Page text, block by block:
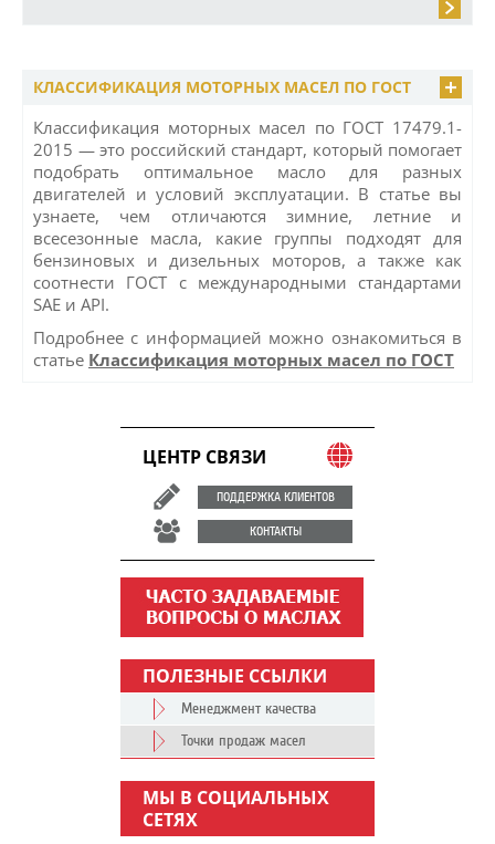
КЛАССИФИКАЦИЯ МОТОРНЫХ МАСЕЛ ПО ГОСТ
Классификация моторных масел по ГОСТ 17479.1-
2015 — это российский стандарт, который помогает
подобрать оптимальное масло для разных
двигателей и условий эксплуатации. В статье вы
узнаете, чем отличаются зимние, летние и
всесезонные масла, какие группы подходят для
бензиновых и дизельных моторов, а также как
соотнести ГОСТ с международными стандартами
SAE и API.
Подробнее с информацией можно ознакомиться в
статье Классификация моторных масел по ГОСТ
ЦЕНТР СВЯЗИ
ПОДДЕРЖКА КЛИЕНТОВ
КОНТАКТЫ
ПОЛЕЗНЫЕ ССЫЛКИ
Менеджмент качества
Точки продаж масел
МЫ В СОЦИАЛЬНЫХ
СЕТЯХ